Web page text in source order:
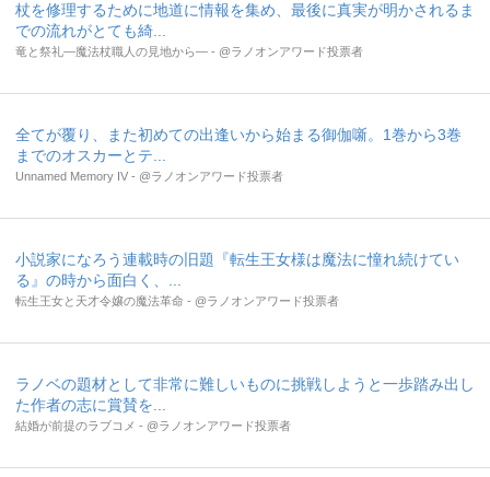
杖を修理するために地道に情報を集め、最後に真実が明かされるま
での流れがとても綺...
竜と祭礼―魔法杖職人の見地から― - @ラノオンアワード投票者
全てが覆り、また初めての出逢いから始まる御伽噺。1巻から3巻
までのオスカーとテ...
Unnamed Memory IV - @ラノオンアワード投票者
小説家になろう連載時の旧題『転生王女様は魔法に憧れ続けてい
る』の時から面白く、...
転生王女と天才令嬢の魔法革命 - @ラノオンアワード投票者
ラノベの題材として非常に難しいものに挑戦しようと一歩踏み出し
た作者の志に賞賛を...
結婚が前提のラブコメ - @ラノオンアワード投票者